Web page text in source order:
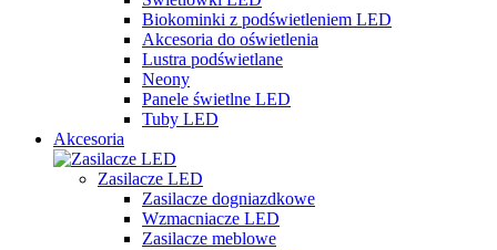
Biokominki z podświetleniem LED
Akcesoria do oświetlenia
Lustra podświetlane
Neony
Panele świetlne LED
Tuby LED
Akcesoria
Zasilacze LED
Zasilacze dogniazdkowe
Wzmacniacze LED
Zasilacze meblowe